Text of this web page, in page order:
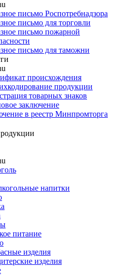
письмо Роспотребнадзора
письмо для торговли
письмо пожарной
письмо для таможни
происхождения
продукции
товарных знаков
заключение
в реестр Минпромторга
напитки
питание
изделия
изделия